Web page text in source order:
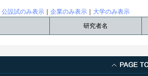
公設試のみ表示 企業のみ表示
大学のみ表示
研究者名